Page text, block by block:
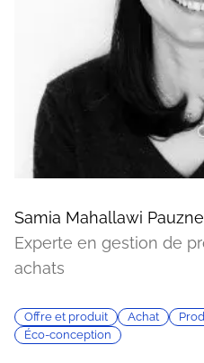
Samia Mahallawi
Experte en gestion de
achats
Offre et produit Achat
Éco-conception